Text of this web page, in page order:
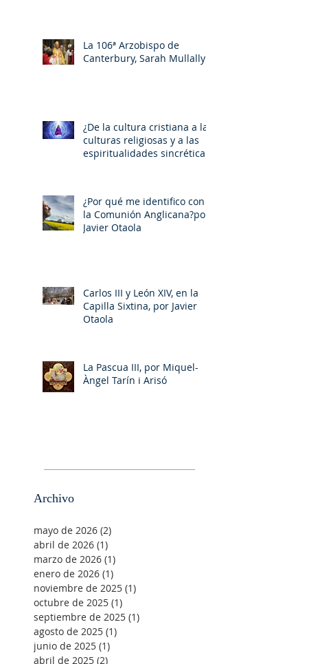
La 106ª Arzobispo de
Canterbury, Sarah Mullally
¿De la cultura cristiana a las
culturas religiosas y a las
espiritualidades sincréticas?
¿Por qué me identifico con
la Comunión Anglicana?por
Javier Otaola
Carlos III y León XIV, en la
Capilla Sixtina, por Javier
Otaola
La Pascua III, por Miquel-
Àngel Tarín i Arisó
Archivo
mayo de 2026 (2)
abril de 2026 (1)
marzo de 2026 (1)
enero de 2026 (1)
noviembre de 2025 (1)
octubre de 2025 (1)
septiembre de 2025 (1)
agosto de 2025 (1)
junio de 2025 (1)
abril de 2025 (2)